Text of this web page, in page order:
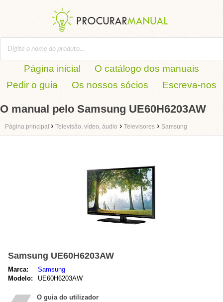
Página inicial
O catálogo dos manuais
Pedir o guia
Os nossos sócios Escreva-nos
O manual pelo Samsung UE60H6203AW
Página principal › Televisão, vídeo, áudio › Televisores › Samsung
Samsung UE60H6203AW
Marca:
Samsung
Modelo:
UE60H6203AW
O guia do utilizador